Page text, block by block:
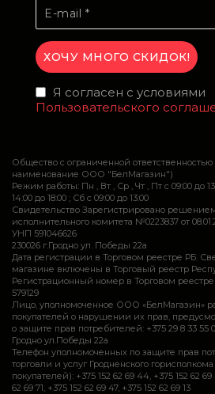
Я согласен с условиями
Пользовательского
Общество с ограниченной
наименование ООО "БелМагазин")
Режим работы: Пн , Вт , Ср , Чт , Пт c 09:00 до
14:00 до 18:00 ; Сб c 09:00 до 13:00
Свидетельство Зарегистрировано решением
исполнительного комитета №0223837 от
УНП 591046626
230026 г.Гродно ул. Победы 22а
Дата регистрации в Торговом реестре РБ:
магазине включены в Торговый реестр
Регистрационный номер в Торговом
579129
Лицо, уполномоченное ООО «БелМагазин»
покупателей о нарушении их прав,
о защите прав потребителей: +375 29 8 33 55
Гродно ул.Победы 22а
Телефон уполномоченных по защите прав
торговли и услуг Гродненского
покупателей): +375 152 62 69 44, +375 152 62 69
62 69 71, +375 152 62 69 47, +375 152 62 69 13